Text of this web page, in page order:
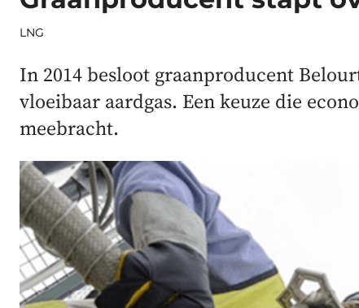
LNG
In 2014 besloot graanproducent
vloeibaar aardgas. Een keuze die
meebracht.